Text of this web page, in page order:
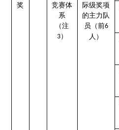
奖
竞赛体
系
（注
3）
际级奖项
的主力队
员（前6
人）